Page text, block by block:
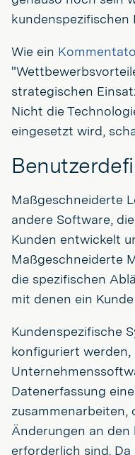
kundenspezifischen
Wie ein
strategischen
Nicht die
eingesetzt wird,
Maßgeschneiderte
andere Software,
Kunden entwickelt
Maßgeschneiderte
die spezifischen
mit denen ein
Kundenspezifische
konfiguriert werden,
Datenerfassung
zusammenarbeiten,
Änderungen an den
erforderlich sind.